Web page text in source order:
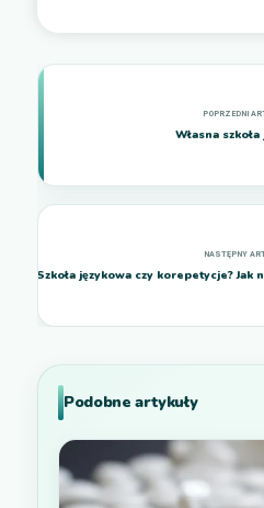
Własna
Szkoła językowa czy korepetycje? Jak
Podobne artykuły